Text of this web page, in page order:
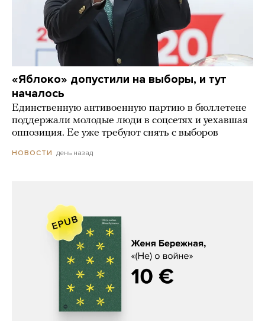
«Яблоко» допустили на выборы, и тут
началось
Единственную антивоенную партию в бюллетене
поддержали молодые люди в соцсетях и уехавшая
оппозиция. Ее уже требуют снять с выборов
НОВОСТИ день назад
Женя Бережная, «(Не) о войне»